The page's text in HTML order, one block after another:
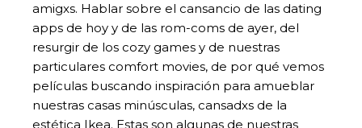
amigxs. Hablar sobre el cansancio de las dating
apps de hoy y de las rom-coms de ayer, del
resurgir de los cozy games y de nuestras
particulares comfort movies, de por qué vemos
películas buscando inspiración para amueblar
nuestras casas minúsculas, cansadxs de la
estética Ikea. Estas son algunas de nuestras